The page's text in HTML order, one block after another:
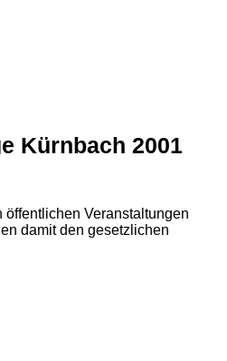
Kürnbach 2001
öffentlichen Veranstaltungen
damit den gesetzlichen